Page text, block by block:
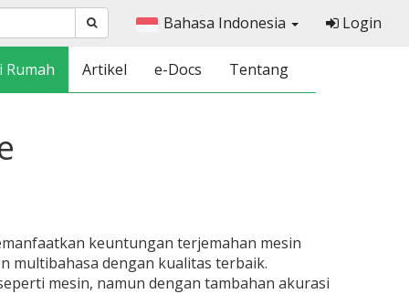
Bahasa Indonesia Login
Rumah Artikel e-Docs Tentang
keuntungan terjemahan mesin
multibahasa dengan kualitas terbaik.
mesin, namun dengan tambahan akurasi